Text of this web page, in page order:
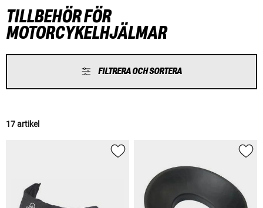
TILLBEHÖR FÖR
MOTORCYKELHJÄLMAR
FILTRERA OCH SORTERA
17 artikel